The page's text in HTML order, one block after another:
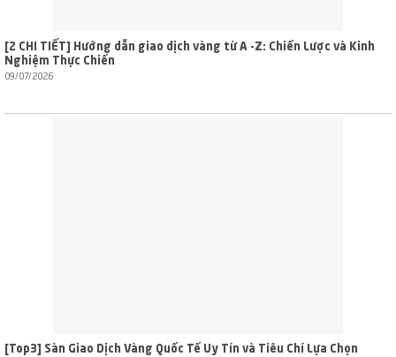
[2 CHI TIẾT] Hướng dẫn giao dịch vàng từ A -Z: Chiến Lược và Kinh
Nghiệm Thực Chiến
09/07/2026
[Top3] Sàn Giao Dịch Vàng Quốc Tế Uy Tín và Tiêu Chí Lựa Chọn